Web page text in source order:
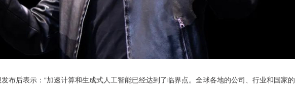
布后表示：“加速计算和生成式人工智能已经达到了临界点。全球各地的公司、行业和国家的